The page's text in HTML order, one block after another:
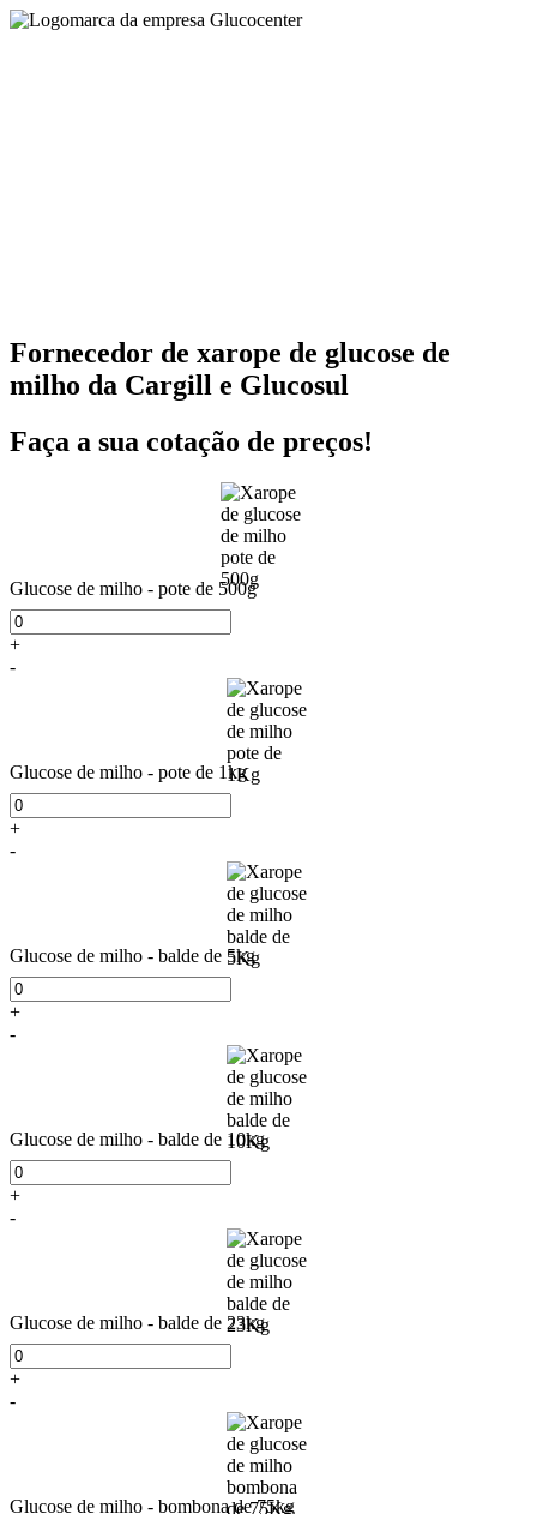
Fornecedor de xarope de glucose de
milho da Cargill e Glucosul
Faça a sua cotação de preços!
Glucose de milho - pote de 500g
+
-
Glucose de milho - pote de 1kg
+
-
Glucose de milho - balde de 5kg
+
-
Glucose de milho - balde de 10kg
+
-
Glucose de milho - balde de 23kg
+
-
Glucose de milho - bombona de 75kg